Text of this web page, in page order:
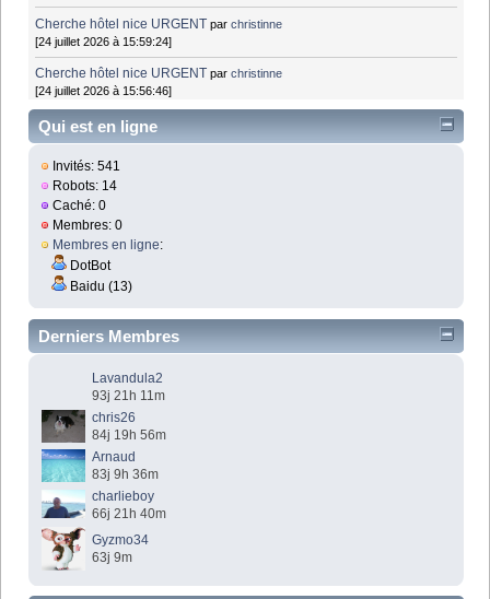
Cherche hôtel nice URGENT parchristinne
[24 juillet 2026 à 15:59:24]
Cherche hôtel nice URGENT parchristinne
[24 juillet 2026 à 15:56:46]
Qui est en ligne
Invités: 541
Robots: 14
Caché: 0
Membres: 0
Membres en ligne:
DotBot
Baidu (13)
Derniers Membres
Lavandula2
93j 21h 11m
chris26
84j 19h 56m
Arnaud
83j 9h 36m
charlieboy
66j 21h 40m
Gyzmo34
63j 9m